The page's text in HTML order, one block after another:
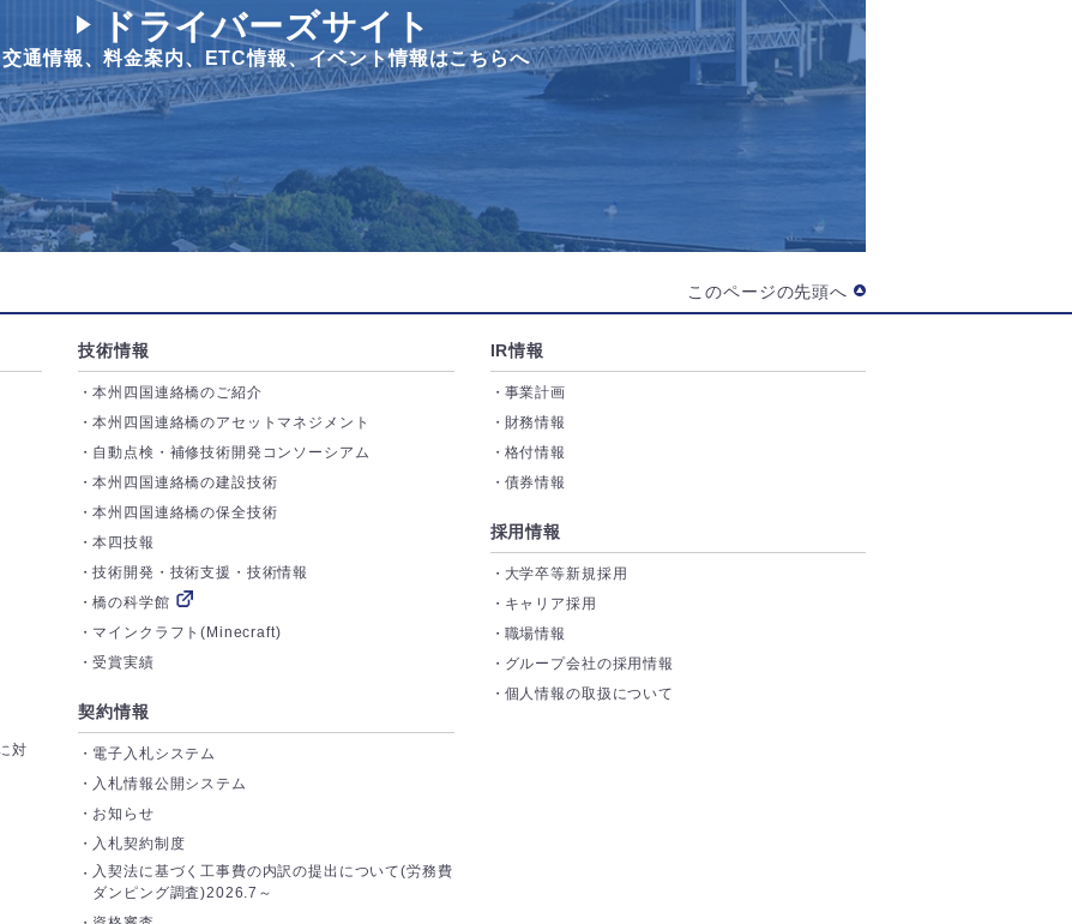
ドライバーズサイト
交通情報、料金案内、 ETC情報、イベント情報はこちらへ
このページの先頭へ
対
技術情報
本州四国連絡橋のご紹介
本州四国連絡橋のアセットマネジメント
自動点検・補修技術開発コンソーシアム
本州四国連絡橋の建設技術
本州四国連絡橋の保全技術
本四技報
技術開発・技術支援・技術情報
橋の科学館
マインクラフト(Minecraft)
受賞実績
契約情報
電子入札システム
入札情報公開システム
お知らせ
入札契約制度
入契法に基づく工事費の内訳の提出について(労務費
ダンピング調査)2026.7～
IR情報
事業計画
財務情報
格付情報
債券情報
採用情報
大学卒等新規採用
キャリア採用
職場情報
グループ会社の採用情報
個人情報の取扱について